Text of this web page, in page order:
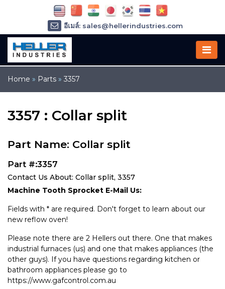
Home » Parts » 3357
3357 : Collar split
Part Name: Collar split
Part #:3357
Contact Us About: Collar split, 3357
Machine Tooth Sprocket E-Mail Us:
Fields with * are required. Don't forget to learn about our
new reflow oven!
Please note there are 2 Hellers out there. One that makes
industrial furnaces (us) and one that makes appliances (the
other guys). If you have questions regarding kitchen or
bathroom appliances please go to
https://www.gafcontrol.com.au
อีเมล์: sales@hellerindustries.com
อีเมล์: service@hellerindustries.com
โทรศัพท์ :